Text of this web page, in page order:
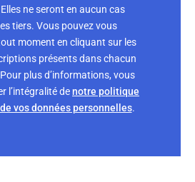
ne seront en aucun cas
tiers. Vous pouvez vous
moment en cliquant sur les
présents dans chacun
plus d’informations, vous
l’intégralité denotre politique
vos données personnelles.